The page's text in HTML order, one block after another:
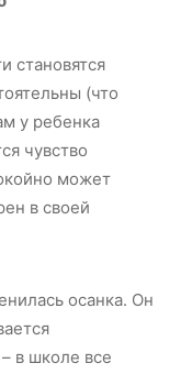
становятся
(что
у ребенка
чувство
может
в своей
осанка. Он
в школе все